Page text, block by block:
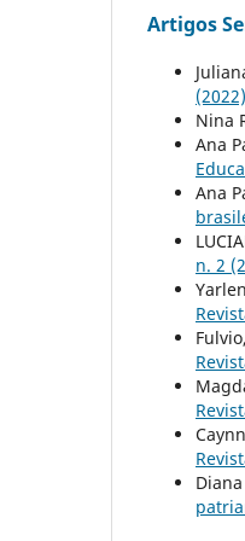
Artigos
(2022)
Nina
Ana
Ana
n. 2